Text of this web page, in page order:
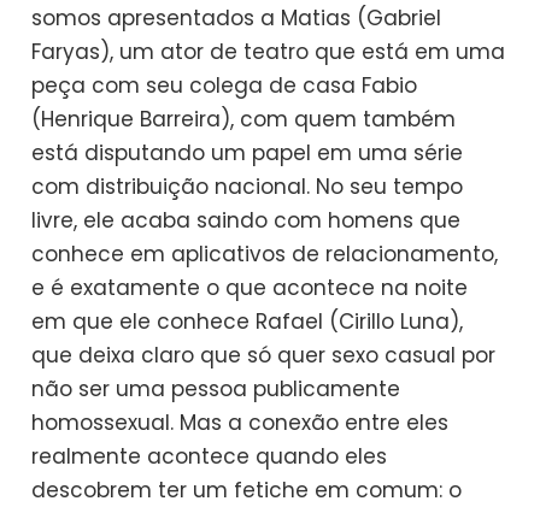
somos apresentados a Matias (Gabriel
Faryas), um ator de teatro que está em uma
peça com seu colega de casa Fabio
(Henrique Barreira), com quem também
está disputando um papel em uma série
com distribuição nacional. No seu tempo
livre, ele acaba saindo com homens que
conhece em aplicativos de relacionamento,
e é exatamente o que acontece na noite
em que ele conhece Rafael (Cirillo Luna),
que deixa claro que só quer sexo casual por
não ser uma pessoa publicamente
homossexual. Mas a conexão entre eles
realmente acontece quando eles
descobrem ter um fetiche em comum: o